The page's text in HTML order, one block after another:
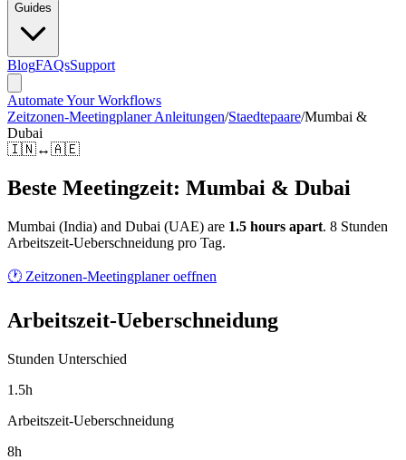
Guides
BlogFAQsSupport
Automate Your Workflows
Zeitzonen-Meetingplaner Anleitungen/Staedtepaare/Mumbai &
Dubai
🇮🇳↔🇦🇪
Beste Meetingzeit: Mumbai & Dubai
Mumbai (India) and Dubai (UAE) are 1.5 hours apart. 8 Stunden
Arbeitszeit-Ueberschneidung pro Tag.
🕐 Zeitzonen-Meetingplaner oeffnen
Arbeitszeit-Ueberschneidung
Stunden Unterschied
1.5h
Arbeitszeit-Ueberschneidung
8h